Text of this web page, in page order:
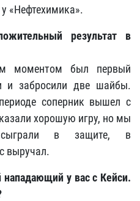
«Нефтехимика».
результат в
моментом был первый
забросили две шайбы.
соперник вышел с
хорошую игру, но мы
сыграли в защите, в
выручал.
у вас с Кейси.